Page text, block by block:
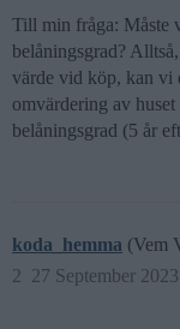
Till min fråga: Måste
belåningsgrad?
värde vid köp, kan vi
omvärdering av
belåningsgrad (5 år
koda_hemma (Vem
27 September
2